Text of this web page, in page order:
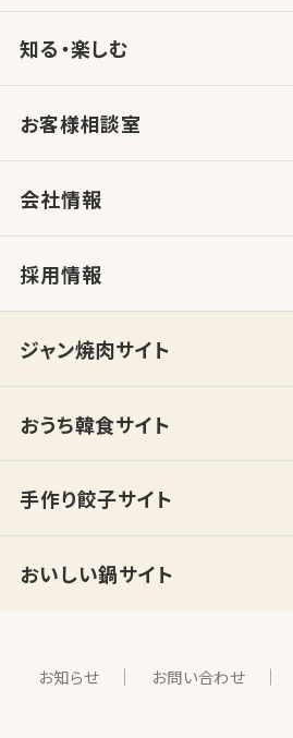
知る・楽しむ
お客様相談室
会社情報
採用情報
ジャン焼肉サイト
おうち韓食サイト
手作り餃子サイト
おいしい鍋サイト
お知らせ お問い合わせ